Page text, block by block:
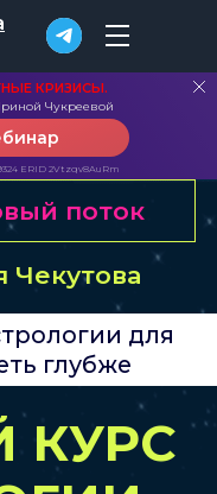
Чукреевой
КРИЗИСЫ.
ERID 2Vtzqv8AuRm